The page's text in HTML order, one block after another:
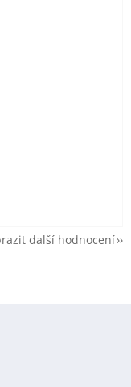
hvězdiček.
hvězdiček.
hvězdiček.
další hodnocení